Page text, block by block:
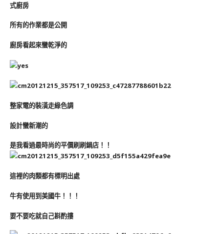
式廚房
所有的作業都是公開
廚房看起來蠻乾淨的
整家電的裝潢走綠色調
設計蠻新潮的
是我看過最時尚的平價刷刷鍋店！！
這裡的肉類都有標明出處
牛有使用到美國牛！！！
要不要吃就自己斟酌摟